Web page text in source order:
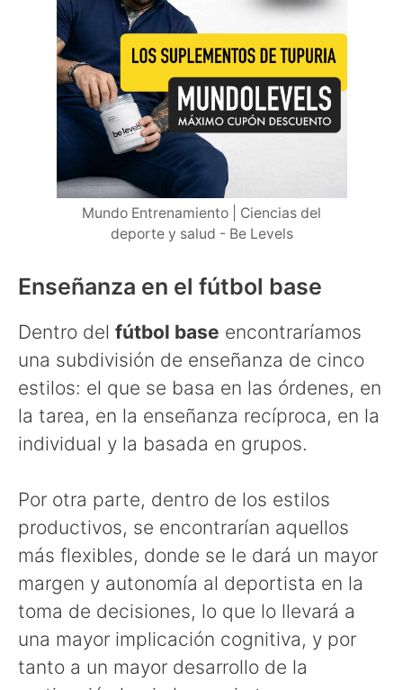
Mundo Entrenamiento | Ciencias del
deporte y salud - Be Levels
Enseñanza en el fútbol base
Dentro del fútbol base encontraríamos
una subdivisión de enseñanza de cinco
estilos: el que se basa en las órdenes, en
la tarea, en la enseñanza recíproca, en la
individual y la basada en grupos.
Por otra parte, dentro de los estilos
productivos, se encontrarían aquellos
más flexibles, donde se le dará un mayor
margen y autonomía al deportista en la
toma de decisiones, lo que lo llevará a
una mayor implicación cognitiva, y por
tanto a un mayor desarrollo de la